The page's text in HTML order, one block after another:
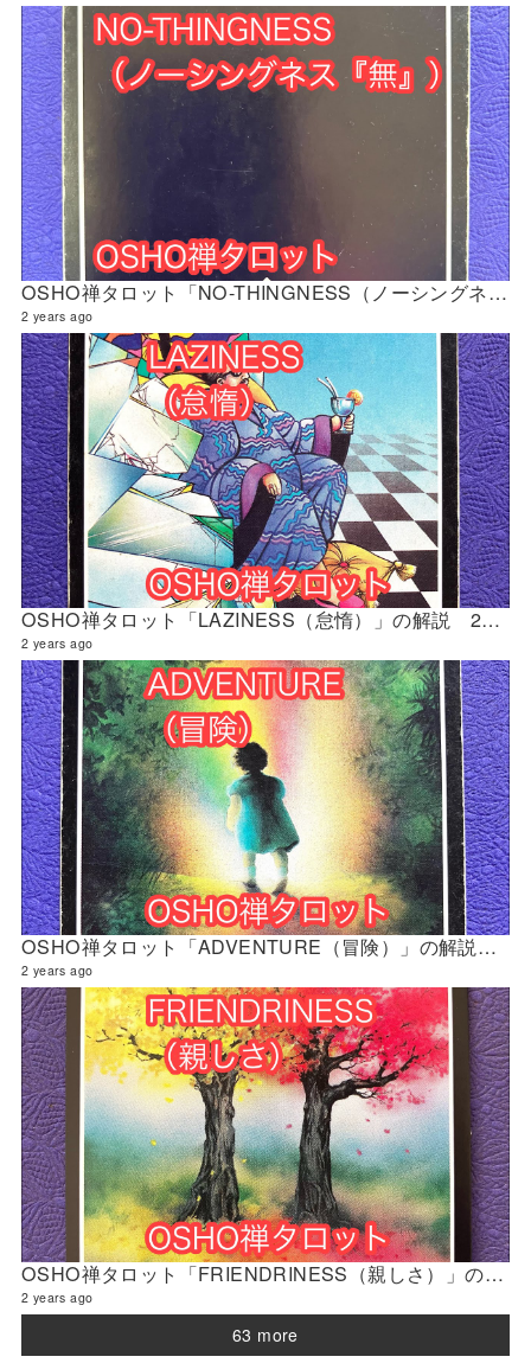
OSHO禅タロット「NO-THINGNESS（ノーシングネス『無』）」の解説 2024年4月の門鑑定（立門）
2 years ago
OSHO禅タロット「LAZINESS（怠惰）」の解説 2024年4月の門鑑定（修門）
2 years ago
OSHO禅タロット「ADVENTURE（冒険）」の解説 2024年4月の門鑑定（官門）
2 years ago
OSHO禅タロット「FRIENDRINESS（親しさ）」の解説 2024年3月の門鑑定（官門）
2 years ago
63 more